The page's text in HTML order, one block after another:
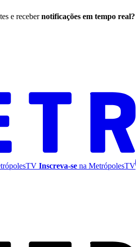
e receber notificações em tempo real?
Inscreva-se na MetrópolesTV